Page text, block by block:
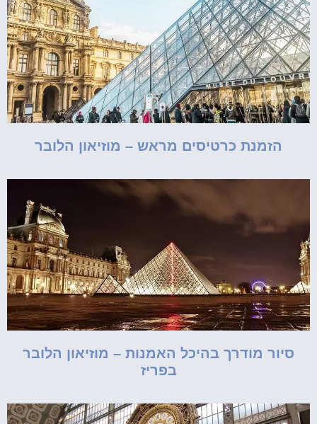
הזמנת כרטיסים מראש – מוזיאון הלובר
סיור מודרך בהיכל האמנות – מוזיאון הלובר
בפריז